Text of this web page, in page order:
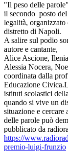
"Il peso delle
il secondo posto
legalità,
distretto di Napoli.
A salire sul podio
autore e cantante,
Alice Ascione,
Alessia Nocera,
coordinata dalla
Educazione
istituti scolastici
quando si vive un
situazione e
delle parole può
pubblicato da
https://
premio-luigi-frunzio